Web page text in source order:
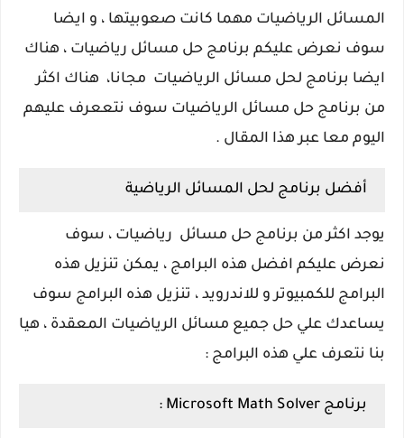
المسائل الرياضيات مهما كانت صعوبيتها ، و ايضا
سوف نعرض عليكم برنامج حل مسائل رياضيات ، هناك
ايضا برنامج لحل مسائل الرياضيات مجانا، هناك اكثر
من برنامج حل مسائل الرياضيات سوف نتععرف عليهم
اليوم معا عبر هذا المقال .
أفضل برنامج لحل المسائل الرياضية
يوجد اكثر من برنامج حل مسائل رياضيات ، سوف
نعرض عليكم افضل هذه البرامج ، يمكن تنزيل هذه
البرامج للكمبيوتر و للاندرويد ، تنزيل هذه البرامج سوف
يساعدك علي حل جميع مسائل الرياضيات المعقدة ، هيا
بنا نتعرف علي هذه البرامج :
برنامج Microsoft Math Solver :